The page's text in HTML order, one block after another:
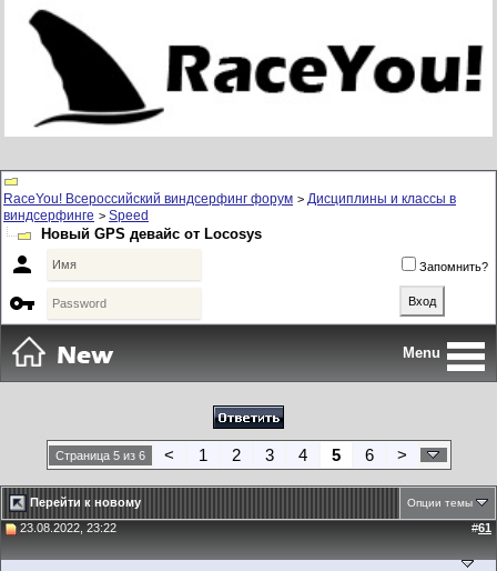
RaceYou! Всероссийский виндсерфинг форум > Дисциплины и классы в
виндсерфинге > Speed
Новый GPS девайс от Locosys
 Запомнить?

Menu
Страница 5 из 6 < 1 2 3 4 5 6 >
Перейти к новому Опции темы
23.08.2022, 23:22 #61